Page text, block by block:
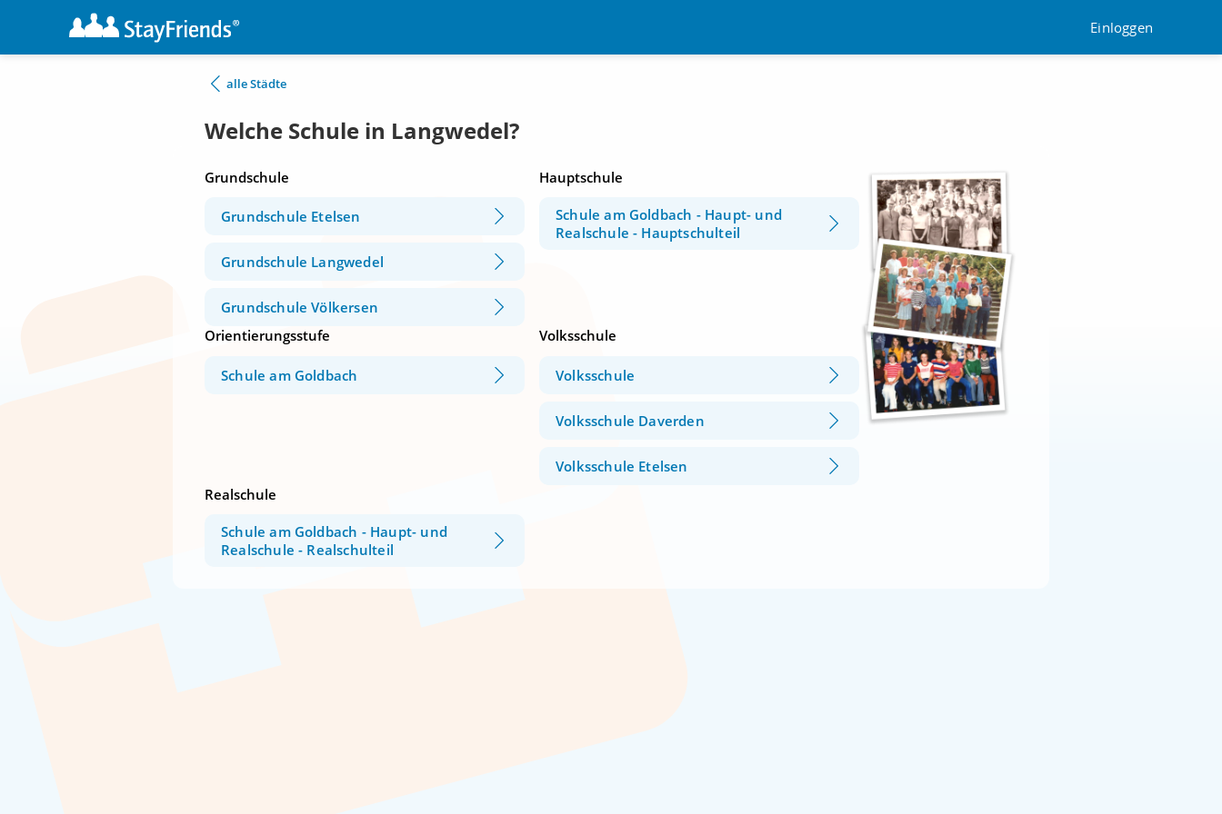
Einloggen
alle Städte
Welche Schule in Langwedel?
Grundschule
Grundschule Etelsen
Grundschule Langwedel
Grundschule Völkersen
Hauptschule
Schule am Goldbach - Haupt- und
Realschule - Hauptschulteil
Orientierungsstufe
Schule am Goldbach
Volksschule
Volksschule
Volksschule Daverden
Volksschule Etelsen
Realschule
Schule am Goldbach - Haupt- und
Realschule - Realschulteil